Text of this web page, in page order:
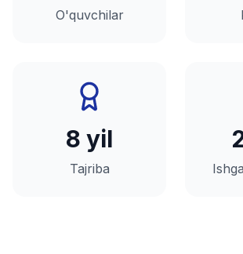
O'quvchilar
8 yil
Tajriba